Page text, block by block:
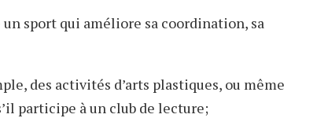
un sport qui améliore sa coordination, sa
des activités d’arts plastiques, ou même
participe à un club de lecture;